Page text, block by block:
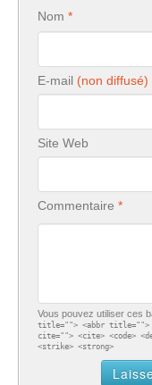
Nom
E-mail
Site Web
Commentaire
Vous pouvez utiliser ces
title=""> <abbr title="">
cite=""> <cite> <code>
<strike> <strong>